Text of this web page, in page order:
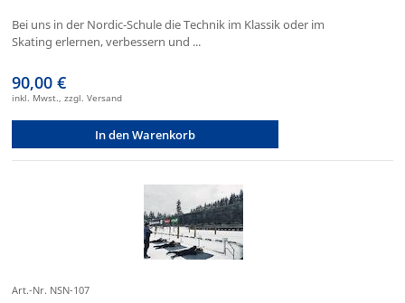
Bei uns in der Nordic-Schule die Technik im Klassik oder im
Skating erlernen, verbessern und ...
90,00 €
inkl. Mwst., zzgl. Versand
In den Warenkorb
Art.-Nr. NSN-107